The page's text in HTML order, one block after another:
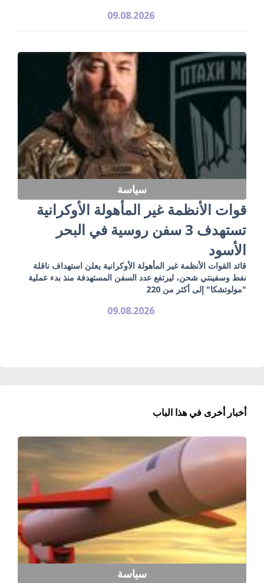
09.08.2026
سياسة
قوات الأنظمة غير المأهولة الأوكرانية
تستهدف 3 سفن روسية في البحر
الأسود
قائد القوات الأنظمة غير المأهولة الأوكرانية يعلن استهداف ناقلة
نفط وسفينتي شحن، ليرتفع عدد السفن المستهدفة منذ بدء عملية
"مولوتشكا" إلى أكثر من 220
09.08.2026
أخبار أخرى في هذا الباب
سياسة